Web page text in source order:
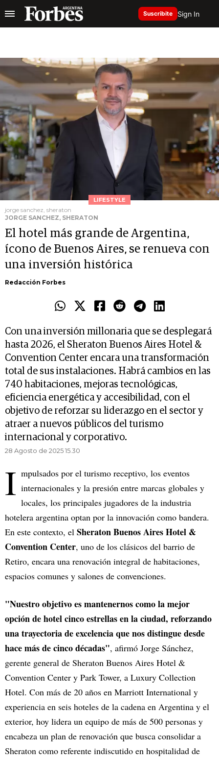
Suscribite Sign In
LIFESTYLE
jorge sanchez, sheraton
JORGE SANCHEZ, SHERATON
El hotel más grande de Argentina,
ícono de Buenos Aires, se renueva con
una inversión histórica
Redacción Forbes
Con una inversión millonaria que se desplegará
hasta 2026, el Sheraton Buenos Aires Hotel &
Convention Center encara una transformación
total de sus instalaciones. Habrá cambios en las
740 habitaciones, mejoras tecnológicas,
eficiencia energética y accesibilidad, con el
objetivo de reforzar su liderazgo en el sector y
atraer a nuevos públicos del turismo
internacional y corporativo.
28 Agosto de 2025 15.30
I mpulsados por el turismo receptivo, los eventos
internacionales y la presión entre marcas globales y
locales, los principales jugadores de la industria
hotelera argentina optan por la innovación como bandera.
En este contexto, el Sheraton Buenos Aires Hotel &
Convention Center, uno de los clásicos del barrio de
Retiro, encara una renovación integral de habitaciones,
espacios comunes y salones de convenciones.
"Nuestro objetivo es mantenernos como la mejor
opción de hotel cinco estrellas en la ciudad, reforzando
una trayectoria de excelencia que nos distingue desde
hace más de cinco décadas", afirmó Jorge Sánchez,
gerente general de Sheraton Buenos Aires Hotel &
Convention Center y Park Tower, a Luxury Collection
Hotel. Con más de 20 años en Marriott International y
experiencia en seis hoteles de la cadena en Argentina y el
exterior, hoy lidera un equipo de más de 500 personas y
encabeza un plan de renovación que busca consolidar a
Sheraton como referente indiscutido en hospitalidad de